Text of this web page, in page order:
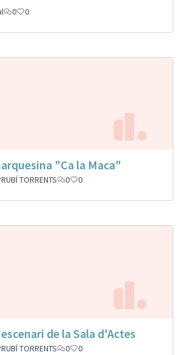
0 0
"Ca la Maca"
TORRENTS 0 0
de la Sala d'Actes
TORRENTS 0 0